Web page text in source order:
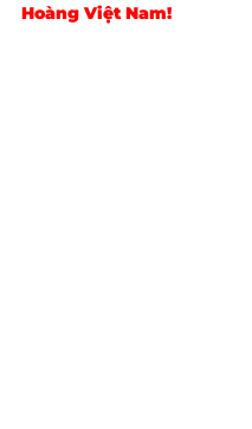
HoàngViệt Nam!